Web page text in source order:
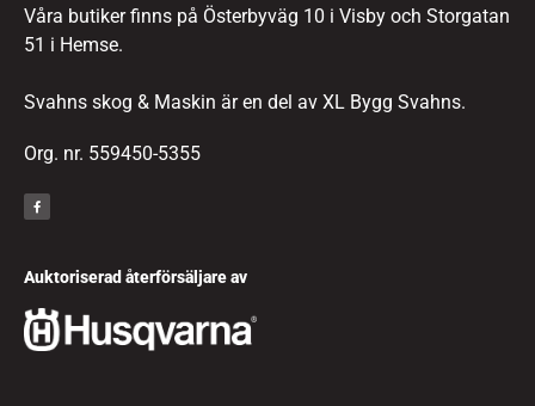
Våra butiker finns på Österbyväg 10 i Visby och Storgatan
51 i Hemse.
Svahns skog & Maskin är en del av XL Bygg Svahns.
Org. nr. 559450-5355
Auktoriserad återförsäljare av